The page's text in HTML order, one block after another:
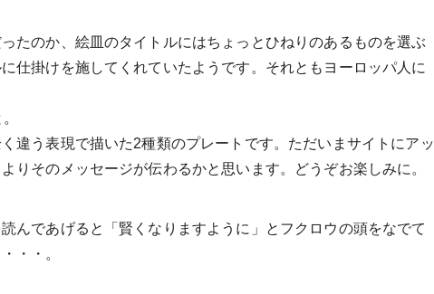
たのか、絵皿のタイトルにはちょっとひねりのあるものを選ぶ
仕掛けを施してくれていたようです。それともヨーロッパ人に
違う表現で描いた2種類のプレートです。ただいまサイトにアッ
りそのメッセージが伝わるかと思います。どうぞお楽しみに。
んであげると「賢くなりますように」とフクロウの頭をなでて
・・。